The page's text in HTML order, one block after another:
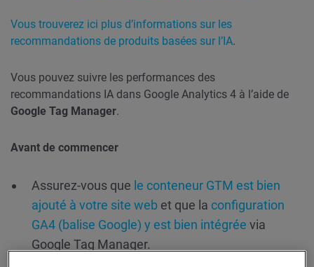
Vous trouverez ici plus d’informations sur les
recommandations de produits basées sur l’IA.
Vous pouvez suivre les performances des
recommandations IA dans Google Analytics 4 à l’aide de
Google Tag Manager.
Avant de commencer
Assurez-vous que le conteneur GTM est bien
ajouté à votre site web et que la configuration
GA4 (balise Google) y est bien intégrée via
Google Tag Manager.